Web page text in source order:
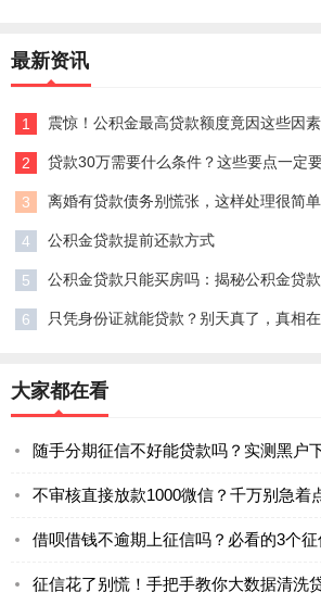
最新资讯
1 震惊！公积金最高贷款额度竟因这些因
2 贷款30万需要什么条件？这些要点一定
3 离婚有贷款债务别慌张，这样处理很简单
4 公积金贷款提前还款方式
5 公积金贷款只能买房吗：揭秘公积金贷
6 只凭身份证就能贷款？别天真了，真相在
大家都在看
随手分期征信不好能贷款吗？实测黑户下款
不审核直接放款1000微信？千万别急着点
借呗借钱不逾期上征信吗？必看的3个征
征信花了别慌！手把手教你大数据清洗